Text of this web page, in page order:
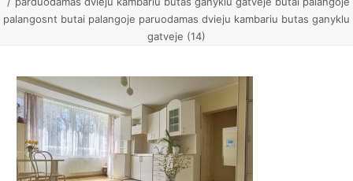
Kontaktai
palangosnt butai palangoje paruodamas dvieju kambariu butas ganyklu
gatveje (14)